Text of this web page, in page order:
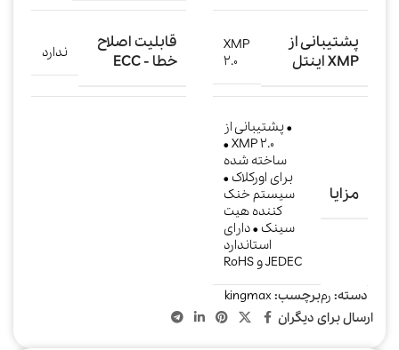
پشتیبانی از
XMP اینتل
XMP
2.0
قابلیت اصلاح
خطا - ECC
ندارد
مزایا
• پشتیبانی از
XMP 2.0 •
ساخته شده
برای اورکلاک •
سيستم خنک
کننده هيت‌
سينک • دارای
استاندارد
JEDEC و RoHS
دسته: رمبرچسب:kingmax
ارسال برای دیگران